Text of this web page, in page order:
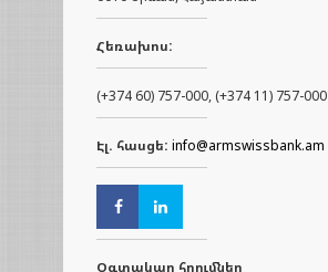
Հեռախոս:
(+374 60) 757-000, (+374 11) 757-000
Էլ. հասցե: info@armswissbank.am
Օգտակար հղումներ